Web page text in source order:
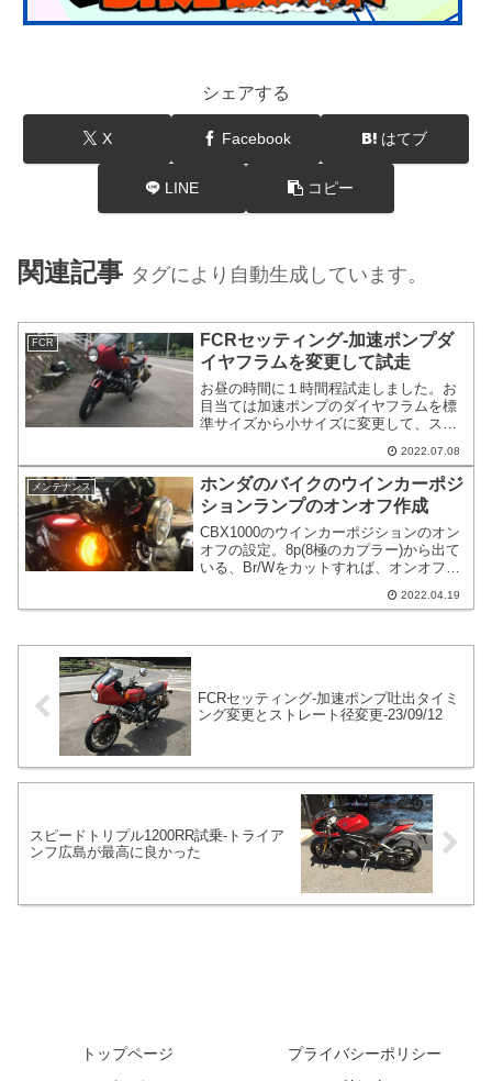
シェアする
X Facebook はてブ
LINE コピー
関連記事 タグにより自動生成しています。
FCR
FCRセッティング-加速ポンプダ
イヤフラムを変更して試走
お昼の時間に１時間程試走しました。お
目当ては加速ポンプのダイヤフラムを標
準サイズから小サイズに変更して、スロ
は解消されるかです。結果として、多少
変化があったような気がするけど不明瞭
です。加速ポンプの効きはじめをツメを
広げて可能な限り遅くして試す。
2022.07.08
メンテナンス
ホンダのバイクのウインカーポジ
ションランプのオンオフ作成
CBX1000のウインカーポジションのオン
オフの設定。8p(8極のカプラー)から出て
いる、Br/Wをカットすれば、オンオフ機
同じだと思います。FCRを取り付けた際
2022.04.19
FCRセッティング-加速ポンプ吐出タイミ
ング変更とストレート径変更-23/09/12
スピードトリプル1200RR試乗-トライア
ンフ広島が最高に良かった
トップページ
プライバシーポリシー